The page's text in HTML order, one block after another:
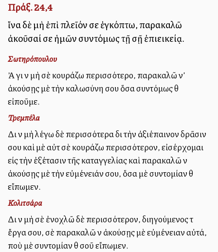
Πράξ. 24,4
ἵνα δὲ μὴ ἐπὶ πλεῖόν σε ἐγκόπτω, παρακαλῶ
ἀκοῦσαί σε ἡμῶν συντόμως τῇ σῇ ἐπιεικείᾳ.
Σωτηρόπουλου
Ἀλλὰ γιὰ νὰ μὴ σὲ κουράζω περισσότερο, παρακαλῶ ν’
ἀκούσῃς μὲ τὴν καλωσύνη σου ὅσα συντόμως θὰ
εἰποῦμε.
Τρεμπέλα
Διὰ νὰ μὴ λέγω δὲ περισσότερα διὰ τὴν ἀξιέπαινον δρᾶσιν
σου καὶ μὲ αὐτὰ σὲ κουράζω περισσότερον, εἰσέρχομαι
είς τὴν ἐξέτασιν τῆς καταγγελίας καὶ παρακαλῶ νὰ
ἀκούσῃς μὲ τὴν εὐμένειάν σου, ὅσα μὲ συντομίαν θὰ
εἴπωμεν.
Κολιτσάρα
Διὰ νὰ μὴ σὲ ἐνοχλῶ δὲ περισσότερον, διηγούμενος τὰ
ἔργα σου, σὲ παρακαλῶ νὰ ἀκούσῃς μὲ εὐμένειαν αὐτά,
ποὺ μὲ συντομίαν θὰ σοῦ εἴπωμεν.